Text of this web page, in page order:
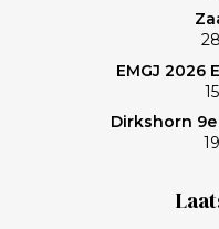
EMGJ 2026
Dirkshorn